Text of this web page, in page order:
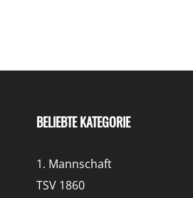
BELIEBTE KATEGORIE
1. Mannschaft
TSV 1860